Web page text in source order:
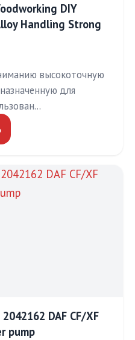
DIY
Handling Strong
высокоточную
для
DAF CF/XF
pump